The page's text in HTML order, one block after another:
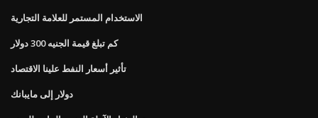
الاستخدام المستمر للعلامة التجارية
كم تبلغ قيمة الجنيه 300 دولار
تأثير أسعار النفط علينا الاقتصاد
دولار إلى مايبانك